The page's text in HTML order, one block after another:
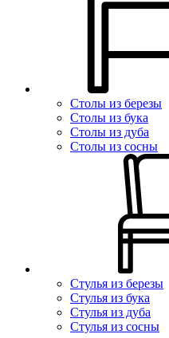
Столы из березы
Столы из бука
Столы из дуба
Столы из сосны
Стулья из березы
Стулья из бука
Стулья из дуба
Стулья из сосны